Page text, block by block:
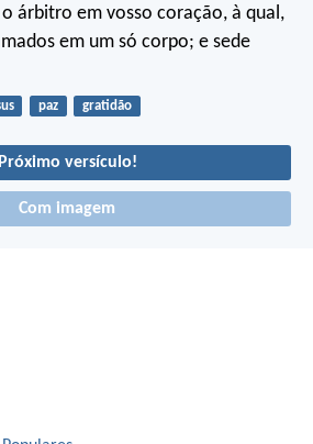
o árbitro em vosso coração, à qual,
em um só corpo; e sede
paz gratidão
Próximo versículo!
Com imagem